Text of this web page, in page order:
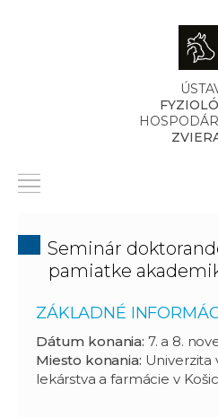
Seminár
pamiatke
ZÁKLADNÉ
Dátum konania: 7. a 8.
Miesto konania: Univerzita
lekárstva a farmácie v